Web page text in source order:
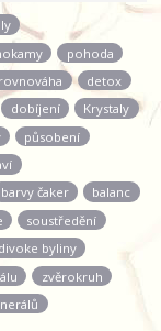
pohoda
rovnováha
detox
dobíjení
Krystaly
působení
barvy čaker
balanc
soustředění
divoke byliny
zvěrokruh